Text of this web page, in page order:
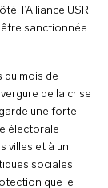
l’Alliance USR-
être sanctionnée
du mois de
de la crise
une forte
électorale
villes et à un
sociales
que le